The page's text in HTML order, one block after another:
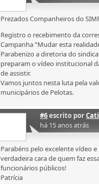
Prezados Companheiros do
Registro o recebimento da
Campanha “Mudar esta
Parabenizo a diretoria do
preparam o vídeo institucional
de assistir.
Vamos juntos nesta luta pela
municipários de Pelotas.
#6escrito por
há 15 anos atrás
Parabéns pelo excelente vídeo
verdadeira cara de quem faz
funcionários públicos!
Patrícia